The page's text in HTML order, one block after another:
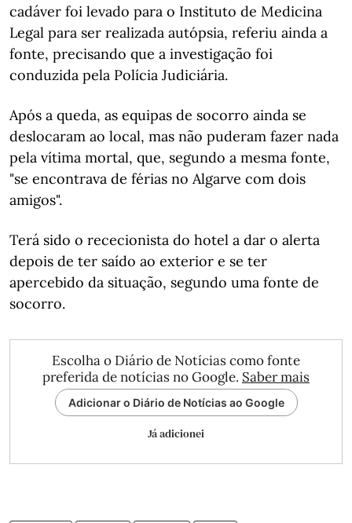
cadáver foi levado para o Instituto de Medicina
Legal para ser realizada autópsia, referiu ainda a
fonte, precisando que a investigação foi
conduzida pela Polícia Judiciária.
Após a queda, as equipas de socorro ainda se
deslocaram ao local, mas não puderam fazer nada
pela vítima mortal, que, segundo a mesma fonte,
"se encontrava de férias no Algarve com dois
amigos".
Terá sido o rececionista do hotel a dar o alerta
depois de ter saído ao exterior e se ter
apercebido da situação, segundo uma fonte de
socorro.
Escolha o Diário de Notícias como fonte
preferida de notícias no Google. Saber mais
Adicionar o Diário de Notícias ao Google
Já adicionei